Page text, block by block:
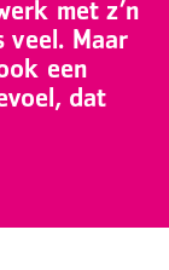
met z’n
veel. Maar
een
dat